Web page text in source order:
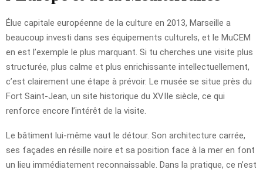
Élue capitale européenne de la culture en 2013, Marseille a
beaucoup investi dans ses équipements culturels, et le MuCEM
en est l’exemple le plus marquant. Si tu cherches une visite plus
structurée, plus calme et plus enrichissante intellectuellement,
c’est clairement une étape à prévoir. Le musée se situe près du
Fort Saint-Jean, un site historique du XVIIe siècle, ce qui
renforce encore l’intérêt de la visite.
Le bâtiment lui-même vaut le détour. Son architecture carrée,
ses façades en résille noire et sa position face à la mer en font
un lieu immédiatement reconnaissable. Dans la pratique, ce n’est